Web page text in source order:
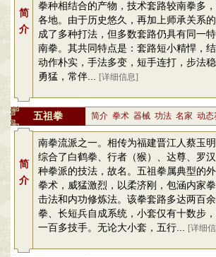
简
介
拳种相结合的产物，技术套路较南拳多
各地。由于历史悠久，再加上师承关系
成了多种打法，但多数套路仍具有同一
南拳。其共同特点是：套路短小精悍，结
动作朴实，手法多变，短手连打，步法
勇猛，常伴...
[详细信息]
五祖拳 简介 拳术 器械 功法 名家 动态
简
介
南拳流派之一。相传为福建晋江人蔡玉
综合了白鹤拳、行者（猴）、达尊、罗
种拳派的技法，故名。五祖拳属典型的
拳术，威猛激烈，以柔济刚，包涵内家
击法和内功修炼法。该拳套路多达两百
拳、长短兵自成系统，小套仅有十数步
一百多技手。无论大小套，五行...
[详细